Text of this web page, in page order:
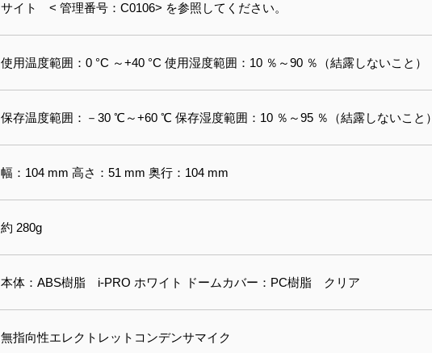
サイト < 管理番号：C0106> を参照してください。
使用温度範囲：0 °C ～+40 °C 使用湿度範囲：10 ％～90 ％（結露しないこと）
保存温度範囲：－30 ℃～+60 ℃ 保存湿度範囲：10 ％～95 ％（結露しないこと）
幅：104 mm 高さ：51 mm 奥行：104 mm
約 280g
本体：ABS樹脂 i-PRO ホワイト ドームカバー：PC樹脂 クリア
無指向性エレクトレットコンデンサマイク